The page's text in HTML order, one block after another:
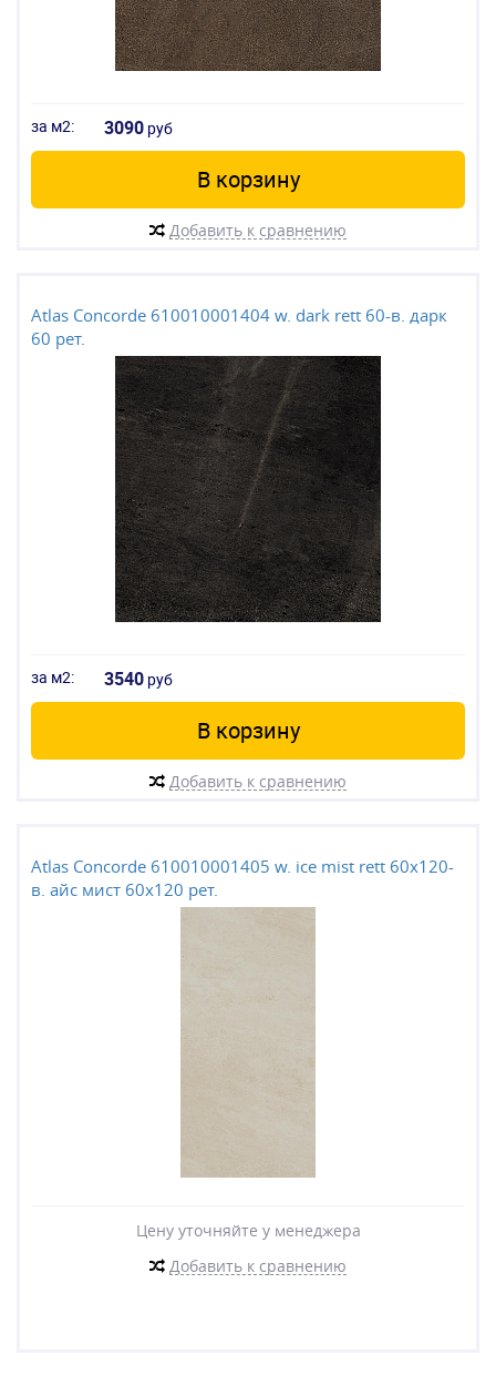
за м2: 3090 руб
В корзину
Добавить к сравнению
Atlas Concorde 610010001404 w. dark rett 60-в. дарк
60 рет.
за м2: 3540 руб
В корзину
Добавить к сравнению
Atlas Concorde 610010001405 w. ice mist rett 60x120-
в. айс мист 60x120 рет.
Цену уточняйте у менеджера
Добавить к сравнению